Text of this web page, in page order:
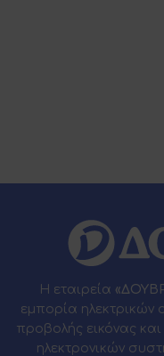
Η εταιρεία
εμπορία
προβολής εικόνας
ηλεκτρονικών